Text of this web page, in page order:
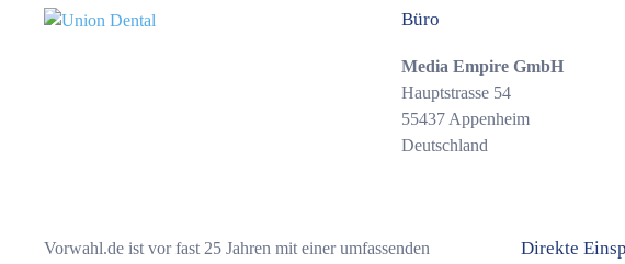
Büro
Media Empire GmbH
Hauptstrasse 54
55437 Appenheim
Deutschland
Vorwahl.de ist vor fast 25 Jahren mit einer umfassenden
Direkte